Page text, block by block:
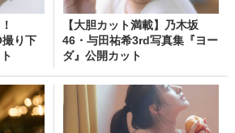
撮り下
【大胆カット満載】乃木坂
46・与田祐希3rd写真集『ヨー
ダ』公開カット